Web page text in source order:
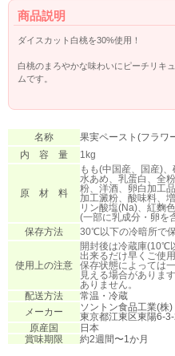
商品説明
ダイスカット白桃を30%使用！
白桃のまろやかな味わいにピーチリキ
ムです。
名称
果実ペースト(フラワ
内 容 量
1kg
原 材 料
もも(中国産、国産)、
水あめ、乳蛋白、全
粉、洋酒、卵白加工
加工澱粉、酸味料、
リン酸塩(Na)、紅麴色
(一部に乳成分・卵を
保存方法
30℃以下の冷暗所で
使用上の注意
開封後は冷蔵庫(10℃
出来るだけ早くご使用
保存状態によっては
見える場合がありま
ありません。
配送方法
常温・冷蔵
メーカー
ソントン食品工業(株)
東京都江東区東陽6-
原産国
日本
賞味期限
約2週間〜1か月